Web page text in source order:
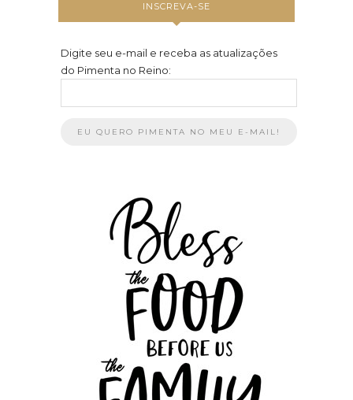
INSCREVA-SE
Digite seu e-mail e receba as atualizações
do Pimenta no Reino: